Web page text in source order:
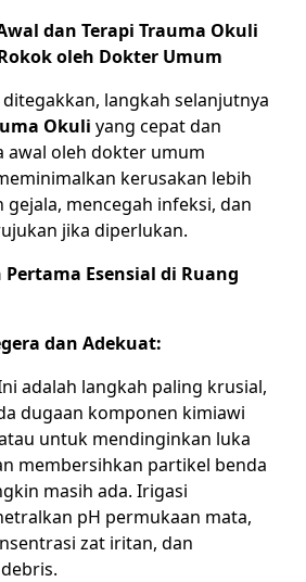
dan Terapi Trauma Okuli
oleh Dokter Umum
langkah selanjutnya
Okuli yang cepat dan
awal oleh dokter umum
kerusakan lebih
mencegah infeksi, dan
jika diperlukan.
Esensial di Ruang
dan Adekuat:
adalah langkah paling krusial,
dugaan komponen kimiawi
untuk mendinginkan luka
membersihkan partikel benda
masih ada. Irigasi
pH permukaan mata,
zat iritan, dan